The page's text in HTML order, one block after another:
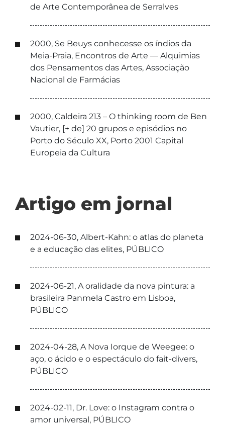
de Arte Contemporânea de Serralves
2000, Se Beuys conhecesse os índios da
Meia-Praia, Encontros de Arte — Alquimias
dos Pensamentos das Artes, Associação
Nacional de Farmácias
2000, Caldeira 213 – O thinking room de Ben
Vautier, [+ de] 20 grupos e episódios no
Porto do Século XX, Porto 2001 Capital
Europeia da Cultura
Artigo em jornal
2024-06-30, Albert-Kahn: o atlas do planeta
e a educação das elites, PÚBLICO
2024-06-21, A oralidade da nova pintura: a
brasileira Panmela Castro em Lisboa,
PÚBLICO
2024-04-28, A Nova Iorque de Weegee: o
aço, o ácido e o espectáculo do fait-divers,
PÚBLICO
2024-02-11, Dr. Love: o Instagram contra o
amor universal, PÚBLICO